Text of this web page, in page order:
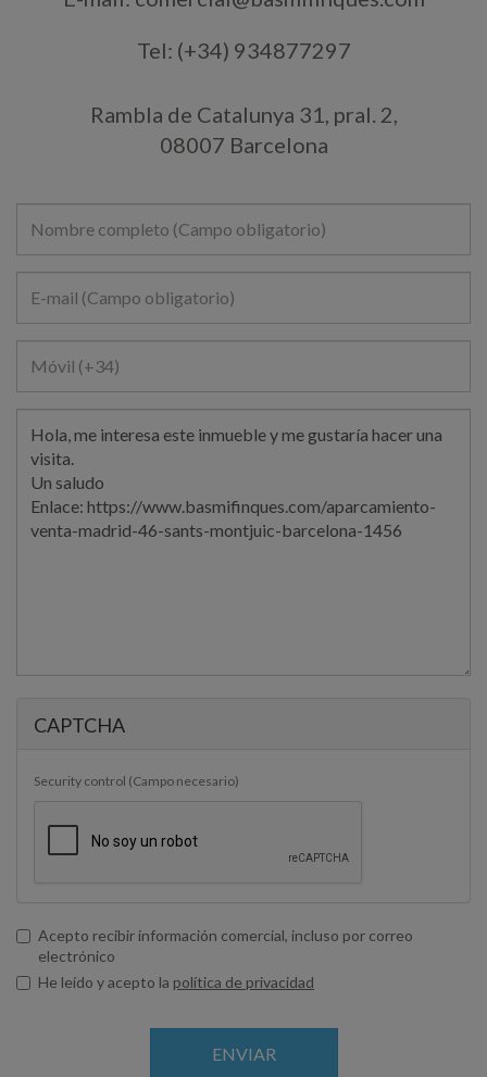
Tel: (+34) 934877297
Rambla de Catalunya 31, pral. 2,
08007 Barcelona
Nombre
completo
E-
mail
Móvil
CAPTCHA
Security control (Campo necesario)
Acepto recibir información comercial, incluso por correo
electrónico
Acepto
He leído y acepto la política de privacidad
ENVIAR